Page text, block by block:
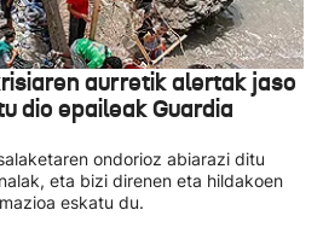
aurretik alertak jaso
dio epaileak Guardia
ondorioz abiarazi ditu
eta bizi direnen eta hildakoen
eskatu du.